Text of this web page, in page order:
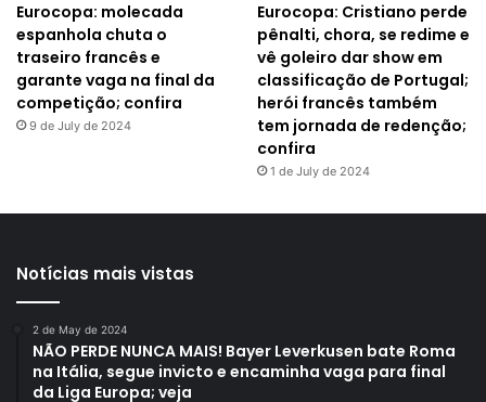
Eurocopa: molecada
espanhola chuta o
traseiro francês e
garante vaga na final da
competição; confira
9 de July de 2024
Eurocopa: Cristiano perde
pênalti, chora, se redime e
vê goleiro dar show em
classificação de Portugal;
herói francês também
tem jornada de redenção;
confira
1 de July de 2024
Notícias mais vistas
2 de May de 2024
NÃO PERDE NUNCA MAIS! Bayer Leverkusen bate Roma
na Itália, segue invicto e encaminha vaga para final
da Liga Europa; veja